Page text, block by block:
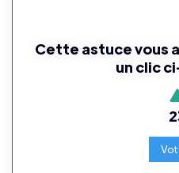
Cette astuce vous
un clic